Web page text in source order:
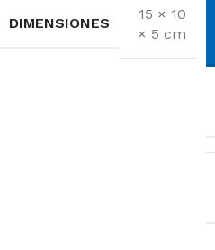
DIMENSIONES
15 × 10
× 5 cm